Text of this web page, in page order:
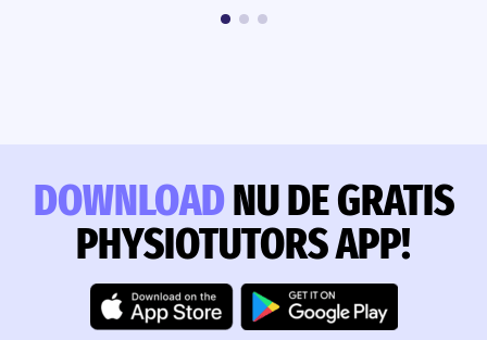
DOWNLOADNU DE GRATIS
PHYSIOTUTORS APP!